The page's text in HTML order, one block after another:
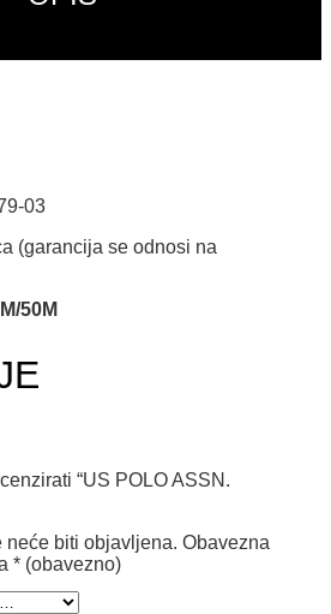
03
(garancija se odnosi na
50M
“US POLO ASSN.
neće biti objavljena. Obavezna
* (obavezno)